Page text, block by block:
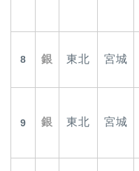
8 銀 東北 宮城
9 銀 東北 宮城